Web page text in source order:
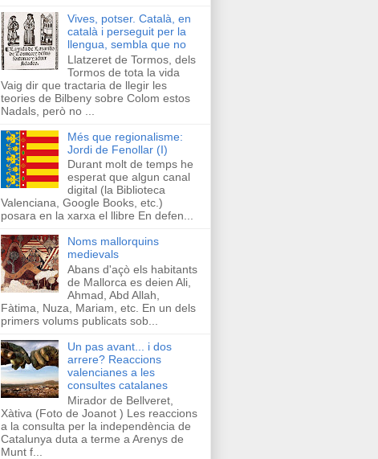
Vives, potser. Català, en
català i perseguit per la
llengua, sembla que no
Llatzeret de Tormos, dels
Tormos de tota la vida
Vaig dir que tractaria de llegir les
teories de Bilbeny sobre Colom estos
Nadals, però no ...
Més que regionalisme:
Jordi de Fenollar (I)
Durant molt de temps he
esperat que algun canal
digital (la Biblioteca
Valenciana, Google Books, etc.)
posara en la xarxa el llibre En defen...
Noms mallorquins
medievals
Abans d'açò els habitants
de Mallorca es deien Ali,
Ahmad, Abd Allah,
Fàtima, Nuza, Mariam, etc. En un dels
primers volums publicats sob...
Un pas avant... i dos
arrere? Reaccions
valencianes a les
consultes catalanes
Mirador de Bellveret,
Xàtiva (Foto de Joanot ) Les reaccions
a la consulta per la independència de
Catalunya duta a terme a Arenys de
Munt f...